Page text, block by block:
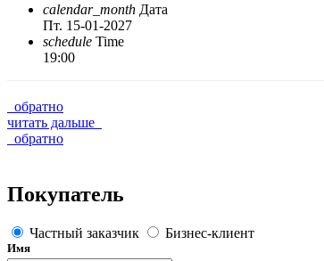
calendar_month Дата
Пт. 15-01-2027
schedule Time
19:00
обратно
читать дальше
обратно
Покупатель
Частный заказчик Бизнес-клиент
Имя